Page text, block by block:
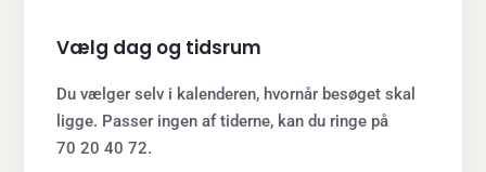
Vælg dag og tidsrum
Du vælger selv i kalenderen, hvornår besøget skal
ligge. Passer ingen af tiderne, kan du ringe på
70 20 40 72.